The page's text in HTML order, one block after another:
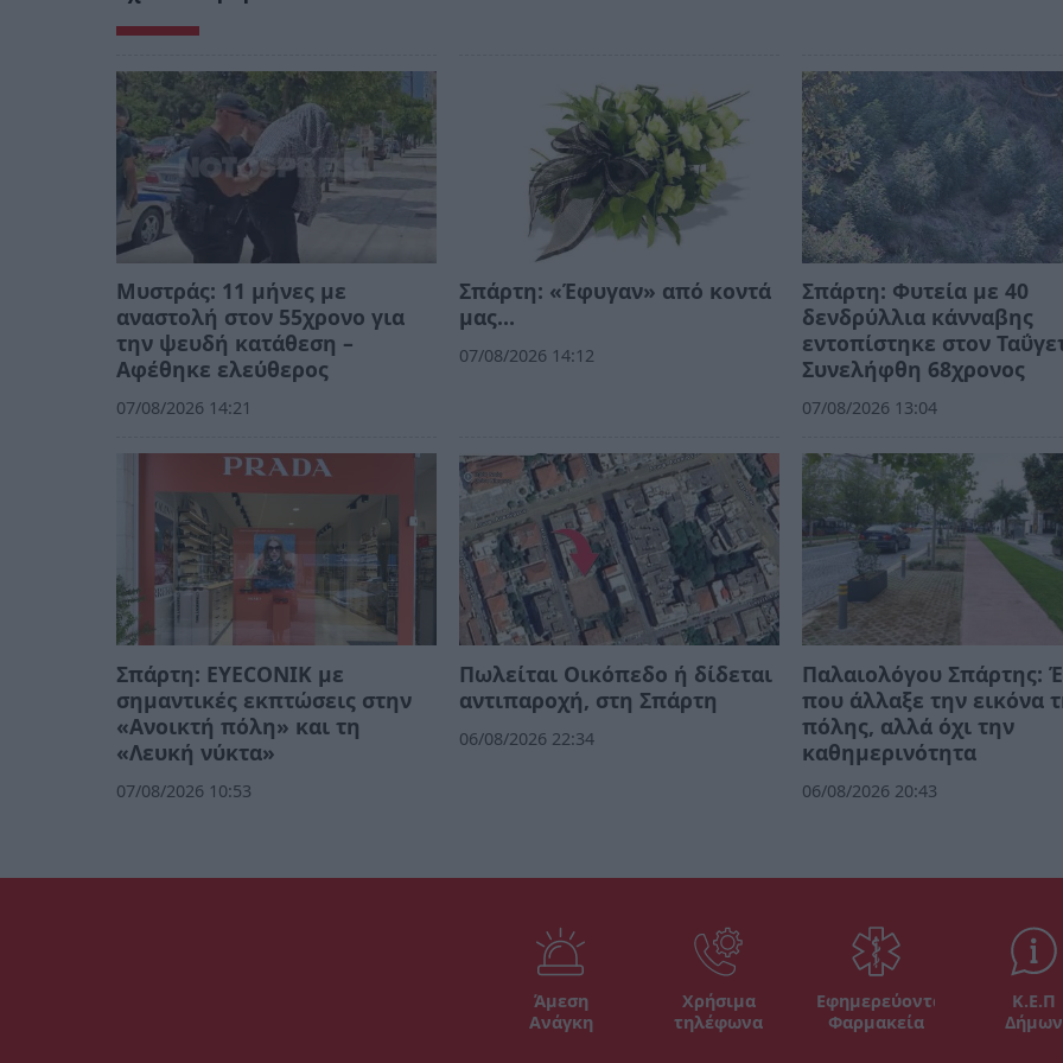
Μυστράς: 11 μήνες με
αναστολή στον 55χρονο για
την ψευδή κατάθεση –
Αφέθηκε ελεύθερος
07/08/2026 14:21
Σπάρτη: «Έφυγαν» από κοντά
μας…
07/08/2026 14:12
Σπάρτη: Φυτεία με 40
δενδρύλλια κάνναβης
εντοπίστηκε στον
Συνελήφθη 68χρονος
07/08/2026 13:04
Σπάρτη: EYECONIK με
σημαντικές εκπτώσεις στην
«Ανοικτή πόλη» και τη
«Λευκή νύκτα»
07/08/2026 10:53
Πωλείται Οικόπεδο ή δίδεται
αντιπαροχή, στη Σπάρτη
06/08/2026 22:34
Παλαιολόγου Σπάρτης:
που άλλαξε την εικόνα
πόλης, αλλά όχι την
καθημερινότητα
06/08/2026 20:43
Άμεση
Ανάγκη
Χρήσιμα
τηλέφωνα
Εφημερεύοντα
Φαρμακεία
Κ.Ε.Π
Δήμων